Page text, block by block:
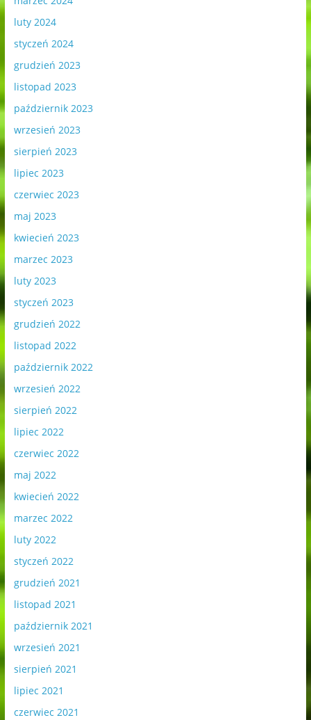
luty 2024
styczeń 2024
grudzień 2023
listopad 2023
październik 2023
wrzesień 2023
sierpień 2023
lipiec 2023
czerwiec 2023
maj 2023
kwiecień 2023
marzec 2023
luty 2023
styczeń 2023
grudzień 2022
listopad 2022
październik 2022
wrzesień 2022
sierpień 2022
lipiec 2022
czerwiec 2022
maj 2022
kwiecień 2022
marzec 2022
luty 2022
styczeń 2022
grudzień 2021
listopad 2021
październik 2021
wrzesień 2021
sierpień 2021
lipiec 2021
czerwiec 2021